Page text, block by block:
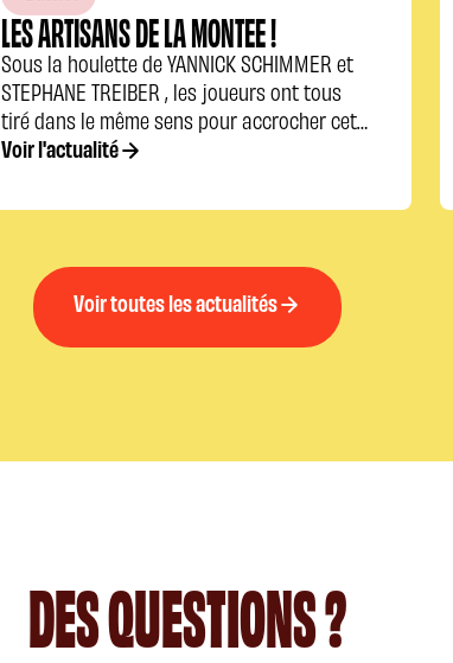
LES ARTISANS DE LA MONTEE !
Sous la houlette de YANNICK SCHIMMER et
STEPHANE TREIBER , les joueurs ont tous
tiré dans le même sens pour accrocher cette
montée.
Voir l'actualité
Voir toutes les actualités
DES QUESTIONS ?